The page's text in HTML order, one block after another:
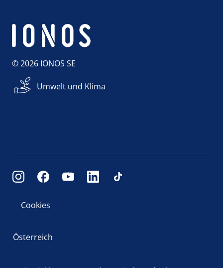
© 2026 IONOS SE
Umwelt und Klima
Cookies
Österreich